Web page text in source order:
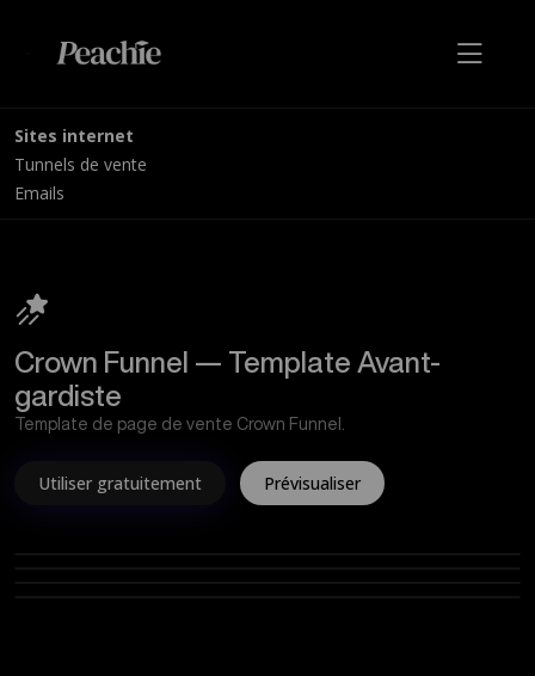
Sites internet
Tunnels de vente
Emails
Crown Funnel — Template Avant-
gardiste
Template de page de vente Crown Funnel.
Utiliser gratuitement Prévisualiser